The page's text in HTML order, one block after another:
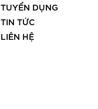
TUYỂN DỤNG
TIN TỨC
LIÊN HỆ